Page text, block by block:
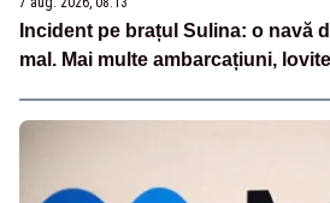
Incident pe brațul Sulina: o navă
mal. Mai multe ambarcațiuni, lovite